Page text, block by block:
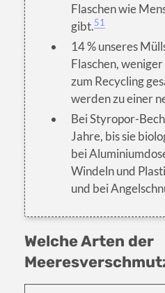
Flaschen wie
gibt.51
14 % unseres
Flaschen,
zum Recycling
werden zu einer
Bei Styropor-
Jahre, bis sie
bei
Windeln und
und bei
Welche Arten der